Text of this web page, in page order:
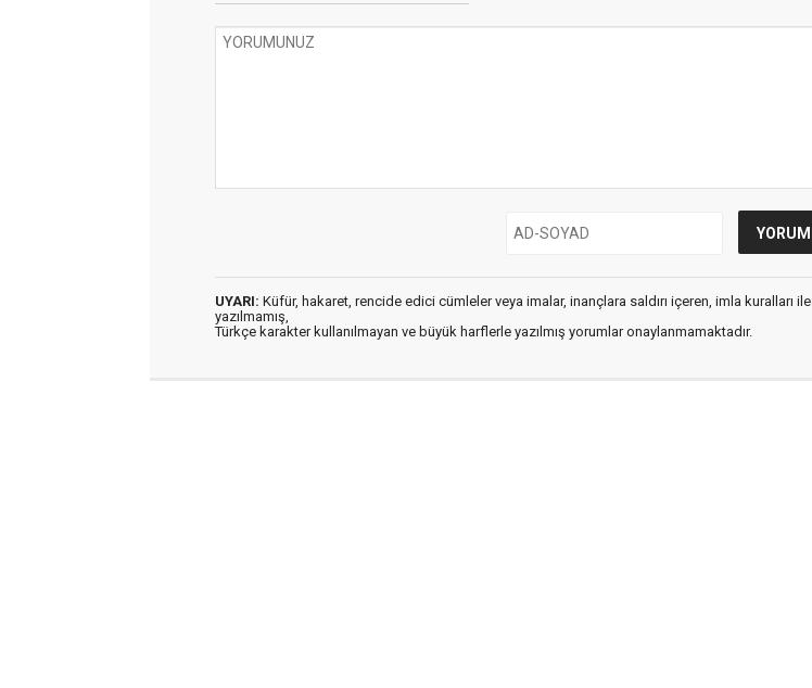
UYARI: Küfür, hakaret, rencide edici cümleler veya imalar, inançlara saldırı içeren, imla kuralları ile
yazılmamış,
Türkçe karakter kullanılmayan ve büyük harflerle yazılmış yorumlar onaylanmamaktadır.